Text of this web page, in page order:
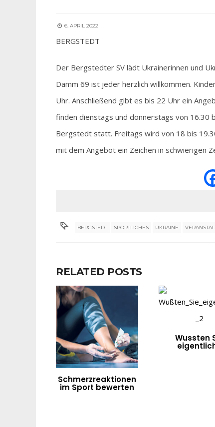
6. APRIL 2022
BERGSTEDT
Der Bergstedter SV lädt Ukrainerinnen und
Damm 69 ist jeder herzlich willkommen.
Uhr. Anschließend gibt es bis 22 Uhr ein
finden dienstags und donnerstags von 16.30
Bergstedt statt. Freitags wird von 18 bis
mit dem Angebot ein Zeichen in schwierigen
BERGSTEDT SPORTLICHES UKRAINE
RELATED POSTS
Schmerzreaktionen
im Sport bewerten
Wussten